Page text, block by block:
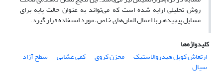
روش تحلیلی ارایه شده است که می‌تواند به عنوان حالت پایه برای
مسایل پیچیده‌تر با اعمال المان‌های خاص، مورد استفاده قرار گیرد.
کلیدواژه‌ها
ارتعاش کوپل هیدروالاستیک
مخزن کروی کفی غشایی سطح آزاد
سیال